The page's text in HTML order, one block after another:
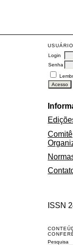
USUÁRIO
Login
Senha
Comitê
ISSN
Pesquisa